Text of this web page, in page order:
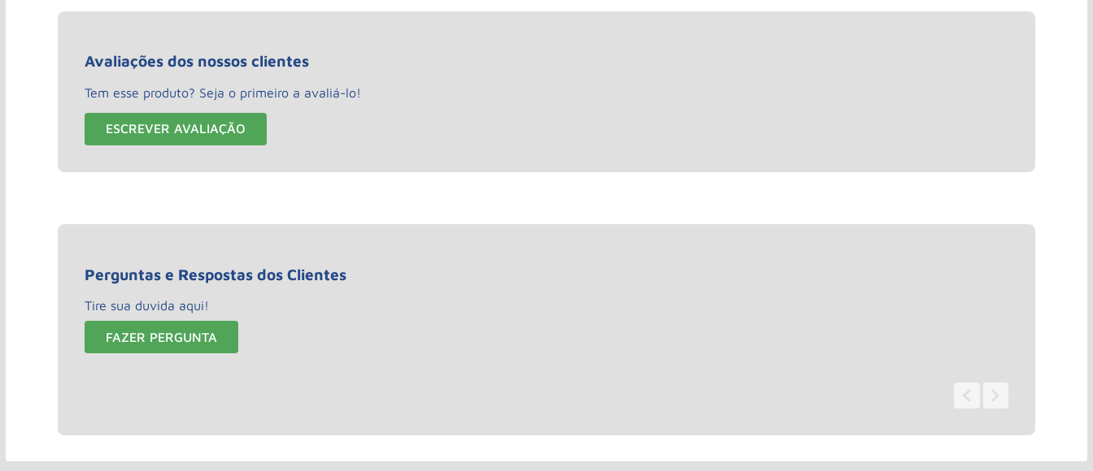
Avaliações dos nossos clientes
Tem esse produto? Seja o primeiro a avaliá-lo!
ESCREVER AVALIAÇÃO
Perguntas e Respostas dos Clientes
Tire sua duvida aqui!
FAZER PERGUNTA